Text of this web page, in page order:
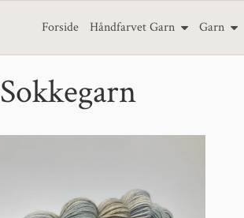
Forside Håndfarvet Garn Garn
Sokkegarn